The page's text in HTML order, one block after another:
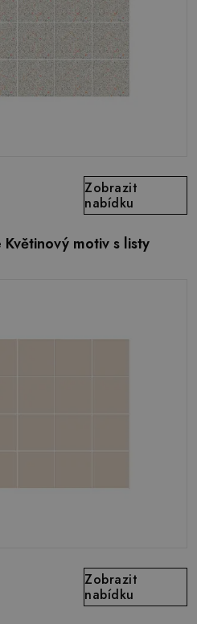
Zobrazit
nabídku
motiv s listy
Zobrazit
nabídku